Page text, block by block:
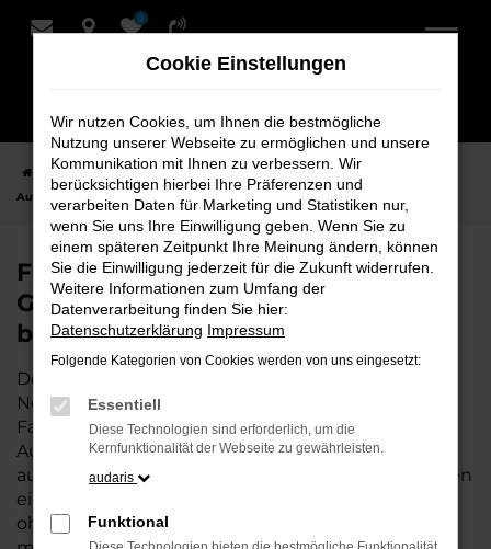
Zum
0
Startseite Nordenham Audi Audi A6 e-tron
Audi A6 e-tron Gebrauchtwagen für Nordenham bei Schmidt + Koch
Finden Sie Ihren Audi A6 e-tron
Gebrauchtwagen für Nordenham
bei Schmidt + Koch
Der Audi A6 e-tron ist die perfekte Wahl für alle in
Nordenham, die ein zuverlässiges und modernes
Fahrzeug suchen.Mit seiner erstklassigen
Ausstattung, der niedrigen Laufleistung und der
ausgezeichneten Pflege ist dieser Gebrauchtwagen
eine kostengünstige Alternative zum Neuwagen,
ohne auf Komfort und Qualität verzichten zu
Cookie Einstellungen
Wir nutzen Cookies, um Ihnen die bestmögliche
Nutzung unserer Webseite zu ermöglichen und unsere
Kommunikation mit Ihnen zu verbessern. Wir
berücksichtigen hierbei Ihre Präferenzen und
verarbeiten Daten für Marketing und Statistiken nur,
wenn Sie uns Ihre Einwilligung geben. Wenn Sie zu
einem späteren Zeitpunkt Ihre Meinung ändern, können
Sie die Einwilligung jederzeit für die Zukunft widerrufen.
Weitere Informationen zum Umfang der
Datenverarbeitung finden Sie hier:
Datenschutzerklärung Impressum
Folgende Kategorien von Cookies werden von uns eingesetzt:
Essentiell
Diese Technologien sind erforderlich, um die
Kernfunktionalität der Webseite zu gewährleisten.
audaris
Funktional